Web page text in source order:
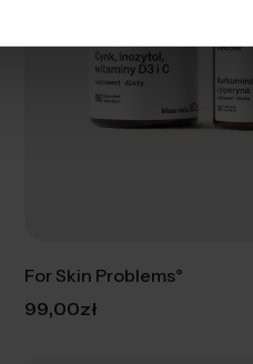
For Skin Problems°
99,00zł